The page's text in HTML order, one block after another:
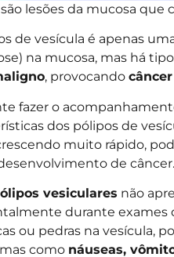
lesões da mucosa
de vesícula é apenas
na mucosa, mas há
, provocando
fazer o
dos pólipos de
muito rápido,
de câncer.
vesiculares não
durante exames
ou pedras na vesícula,
como náuseas,